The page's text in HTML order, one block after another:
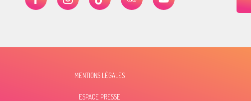
MENTIONS LÉGALES
ESPACE PRESSE